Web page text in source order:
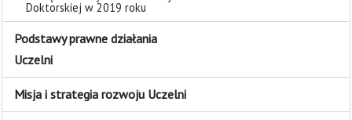
Doktorskiej w 2019 roku
Podstawy prawne działania
Uczelni
Misja i strategia rozwoju Uczelni